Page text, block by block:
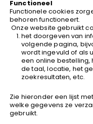
Functioneel
Functionele cookies
behoren functioneert.
Onze website gebruikt
het doorgeven van
volgende pagina,
wordt ingevuld of als
een online bestelling,
de taal, locatie, het
zoekresultaten, etc.
Zie hieronder een lijst
welke gegevens ze
gebruikt.